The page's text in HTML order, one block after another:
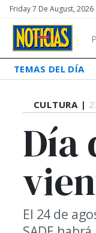
Friday 7 De August, 2026
TEMAS DEL DÍA
CULTURA |
Día
El 24 de